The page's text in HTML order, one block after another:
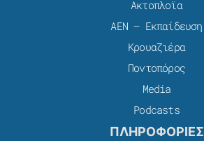
Ακτοπλοϊα
ΑΕΝ – Εκπαίδευση
Κρουαζιέρα
Ποντοπόρος
Media
Podcasts
ΠΛΗΡΟΦΟΡΙΕΣ